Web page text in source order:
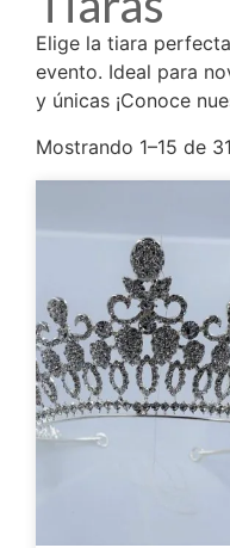
Elige la tiara
evento. Ideal para
y únicas ¡Conoce
Mostrando 1–15 de